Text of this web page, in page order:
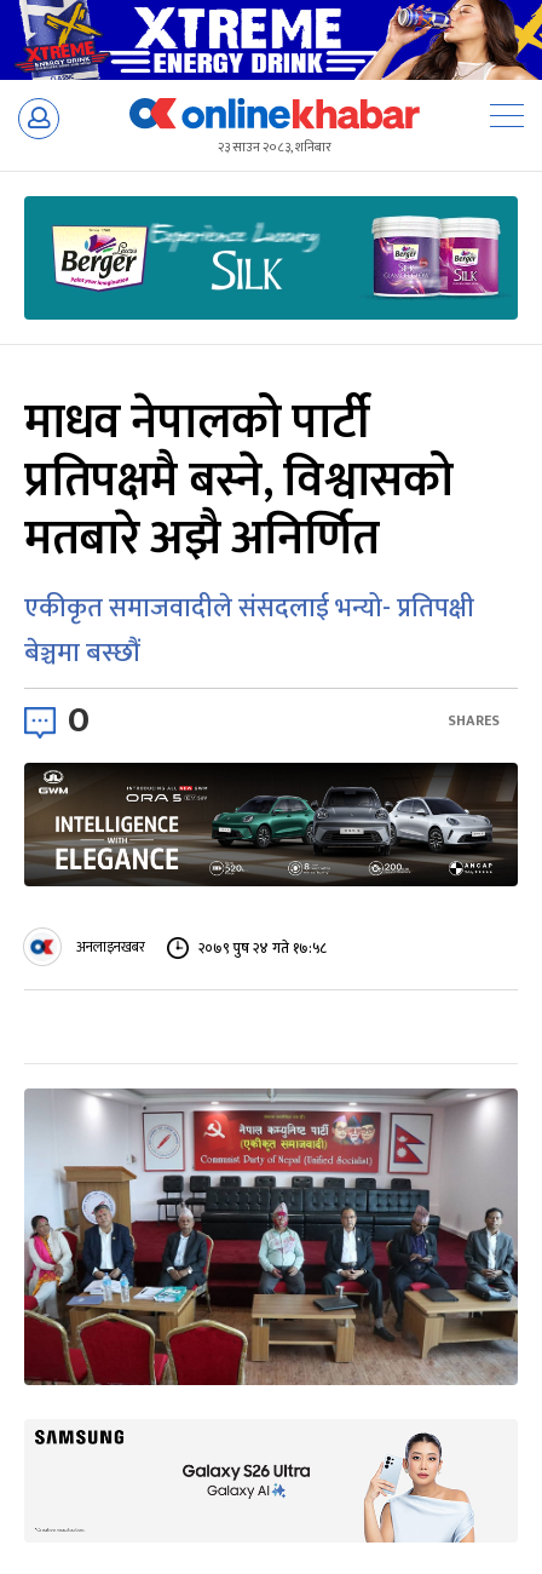
Skip
२३ साउन २०८३, शनिबार
माधव नेपालको पार्टी
प्रतिपक्षमै बस्ने, विश्वासको
मतबारे अझै अनिर्णित
एकीकृत समाजवादीले संसदलाई भन्यो- प्रतिपक्षी
बेञ्चमा बस्छौं
0 SHARES
अनलाइनखबर २०७९ पुष २४ गते १७:५८